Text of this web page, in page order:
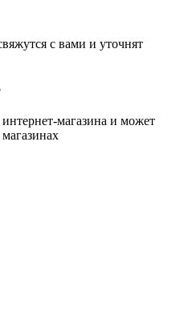
с вами и уточнят
магазина и может